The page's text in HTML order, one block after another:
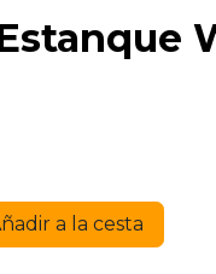
a la cesta